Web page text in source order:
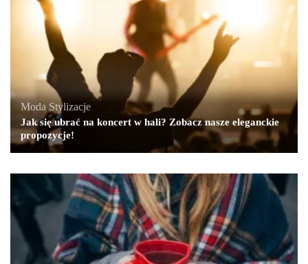
Moda,Stylizacje
Jak się ubrać na koncert w hali? Zobacz nasze eleganckie
propozycje!